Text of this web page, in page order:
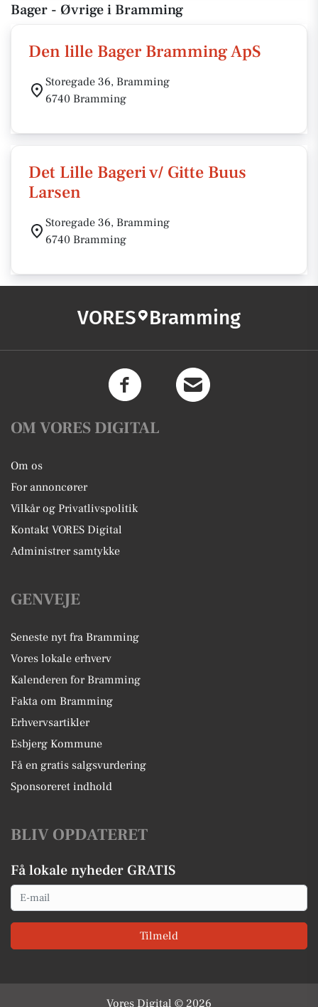
Bager - Øvrige i Bramming
Den lille Bager Bramming ApS
Storegade 36, Bramming
6740 Bramming
Det Lille Bageri v/ Gitte Buus
Larsen
Storegade 36, Bramming
6740 Bramming
VORES Bramming
OM VORES DIGITAL
Om os
For annoncører
Vilkår og Privatlivspolitik
Kontakt VORES Digital
Administrer samtykke
GENVEJE
Seneste nyt fra Bramming
Vores lokale erhverv
Kalenderen for Bramming
Fakta om Bramming
Erhvervsartikler
Esbjerg Kommune
Få en gratis salgsvurdering
Sponsoreret indhold
BLIV OPDATERET
Få lokale nyheder GRATIS
Email
Tilmeld
Vores Digital © 2026